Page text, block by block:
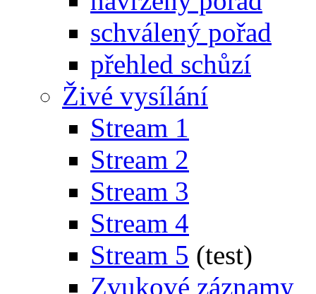
schválený pořad
přehled schůzí
Živé vysílání
Stream 1
Stream 2
Stream 3
Stream 4
Stream 5 (test)
Zvukové záznamy